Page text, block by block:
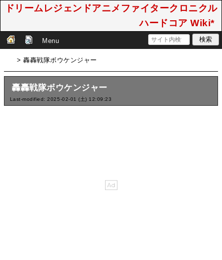
ドリームレジェンドアニメファイタークロニクル
ハードコア Wiki*
Menu
> 轟轟戦隊ボウケンジャー
轟轟戦隊ボウケンジャー
Last-modified: 2025-02-01 (土) 12:09:23